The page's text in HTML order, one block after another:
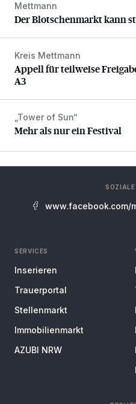
Der Blotschenmarkt kann
Mettmann
Der Blotschenmarkt kann
Appell für teilweise
Kreis Mettmann
Appell für teilweise
A3
Mehr als nur ein Festival
„Tower of Sun“
Mehr als nur ein Festival
SOZIALE
www.facebook.com/
SERVICES
Inserieren
Trauerportal
Stellenmarkt
Immobilienmarkt
AZUBI NRW